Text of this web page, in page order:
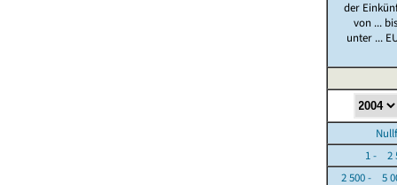
der
von ...
unter ...
1 - 2
2 500 - 5